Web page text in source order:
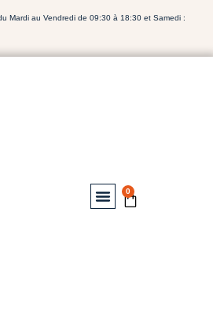
Mardi au Vendredi de 09:30 à 18:30 et Samedi :
0